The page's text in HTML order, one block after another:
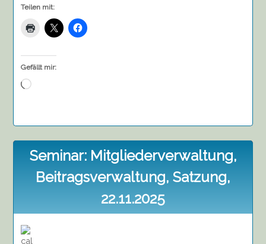
Teilen mit:
Gefällt mir:
Wird
Seminar: Mitgliederverwaltung,
Beitragsverwaltung, Satzung,
22.11.2025